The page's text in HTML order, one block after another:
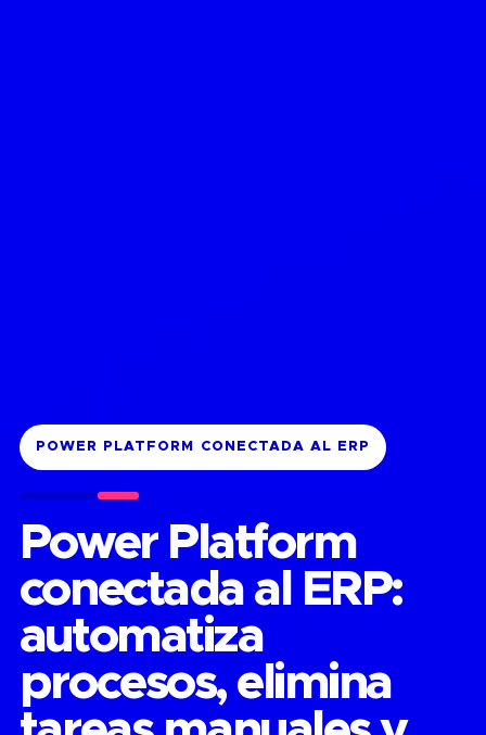
POWER PLATFORM CONECTADA AL ERP
Power Platform
conectada al ERP:
automatiza
procesos, elimina